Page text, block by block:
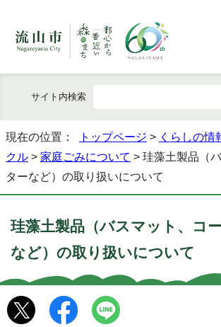
サイト内検索
現在の位置： トップページ > くらしの情
クル > 家庭ごみについて > 珪藻土製品（
ターなど）の取り扱いについて
珪藻土製品（バスマット、コ
など）の取り扱いについて